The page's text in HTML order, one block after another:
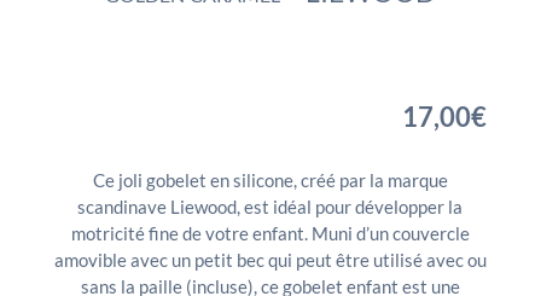
17,00€
Ce joli gobelet en silicone, créé par la marque
scandinave Liewood, est idéal pour développer la
motricité fine de votre enfant. Muni d’un couvercle
amovible avec un petit bec qui peut être utilisé avec ou
sans la paille (incluse), ce gobelet enfant est une